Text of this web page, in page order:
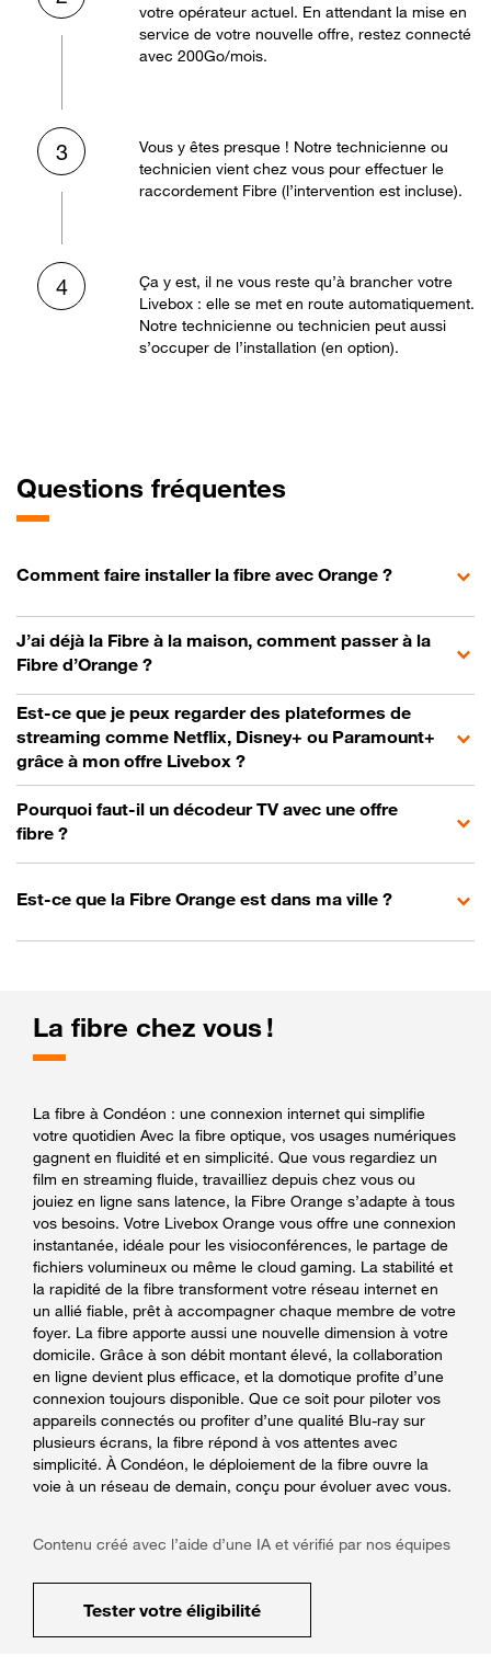
votre opérateur actuel. En attendant la mise en
service de votre nouvelle offre, restez connecté
avec 200Go/mois.
3
Vous y êtes presque ! Notre technicienne ou
technicien vient chez vous pour effectuer le
raccordement Fibre (l’intervention est incluse).
4
Ça y est, il ne vous reste qu’à brancher votre
Livebox : elle se met en route automatiquement.
Notre technicienne ou technicien peut aussi
s’occuper de l’installation (en option).
Questions fréquentes
Comment faire installer la fibre avec Orange ?
J’ai déjà la Fibre à la maison, comment passer à la
Fibre d’Orange ?
Est-ce que je peux regarder des plateformes de
streaming comme Netflix, Disney+ ou Paramount+
grâce à mon offre Livebox ?
Pourquoi faut-il un décodeur TV avec une offre
fibre ?
Est-ce que la Fibre Orange est dans ma ville ?
La fibre chez vous !
La fibre à Condéon : une connexion internet qui simplifie
votre quotidien Avec la fibre optique, vos usages numériques
gagnent en fluidité et en simplicité. Que vous regardiez un
film en streaming fluide, travailliez depuis chez vous ou
jouiez en ligne sans latence, la Fibre Orange s’adapte à tous
vos besoins. Votre Livebox Orange vous offre une connexion
instantanée, idéale pour les visioconférences, le partage de
fichiers volumineux ou même le cloud gaming. La stabilité et
la rapidité de la fibre transforment votre réseau internet en
un allié fiable, prêt à accompagner chaque membre de votre
foyer. La fibre apporte aussi une nouvelle dimension à votre
domicile. Grâce à son débit montant élevé, la collaboration
en ligne devient plus efficace, et la domotique profite d’une
connexion toujours disponible. Que ce soit pour piloter vos
appareils connectés ou profiter d’une qualité Blu-ray sur
plusieurs écrans, la fibre répond à vos attentes avec
simplicité. À Condéon, le déploiement de la fibre ouvre la
voie à un réseau de demain, conçu pour évoluer avec vous.
Contenu créé avec l’aide d’une IA et vérifié par nos équipes
Tester votre éligibilité